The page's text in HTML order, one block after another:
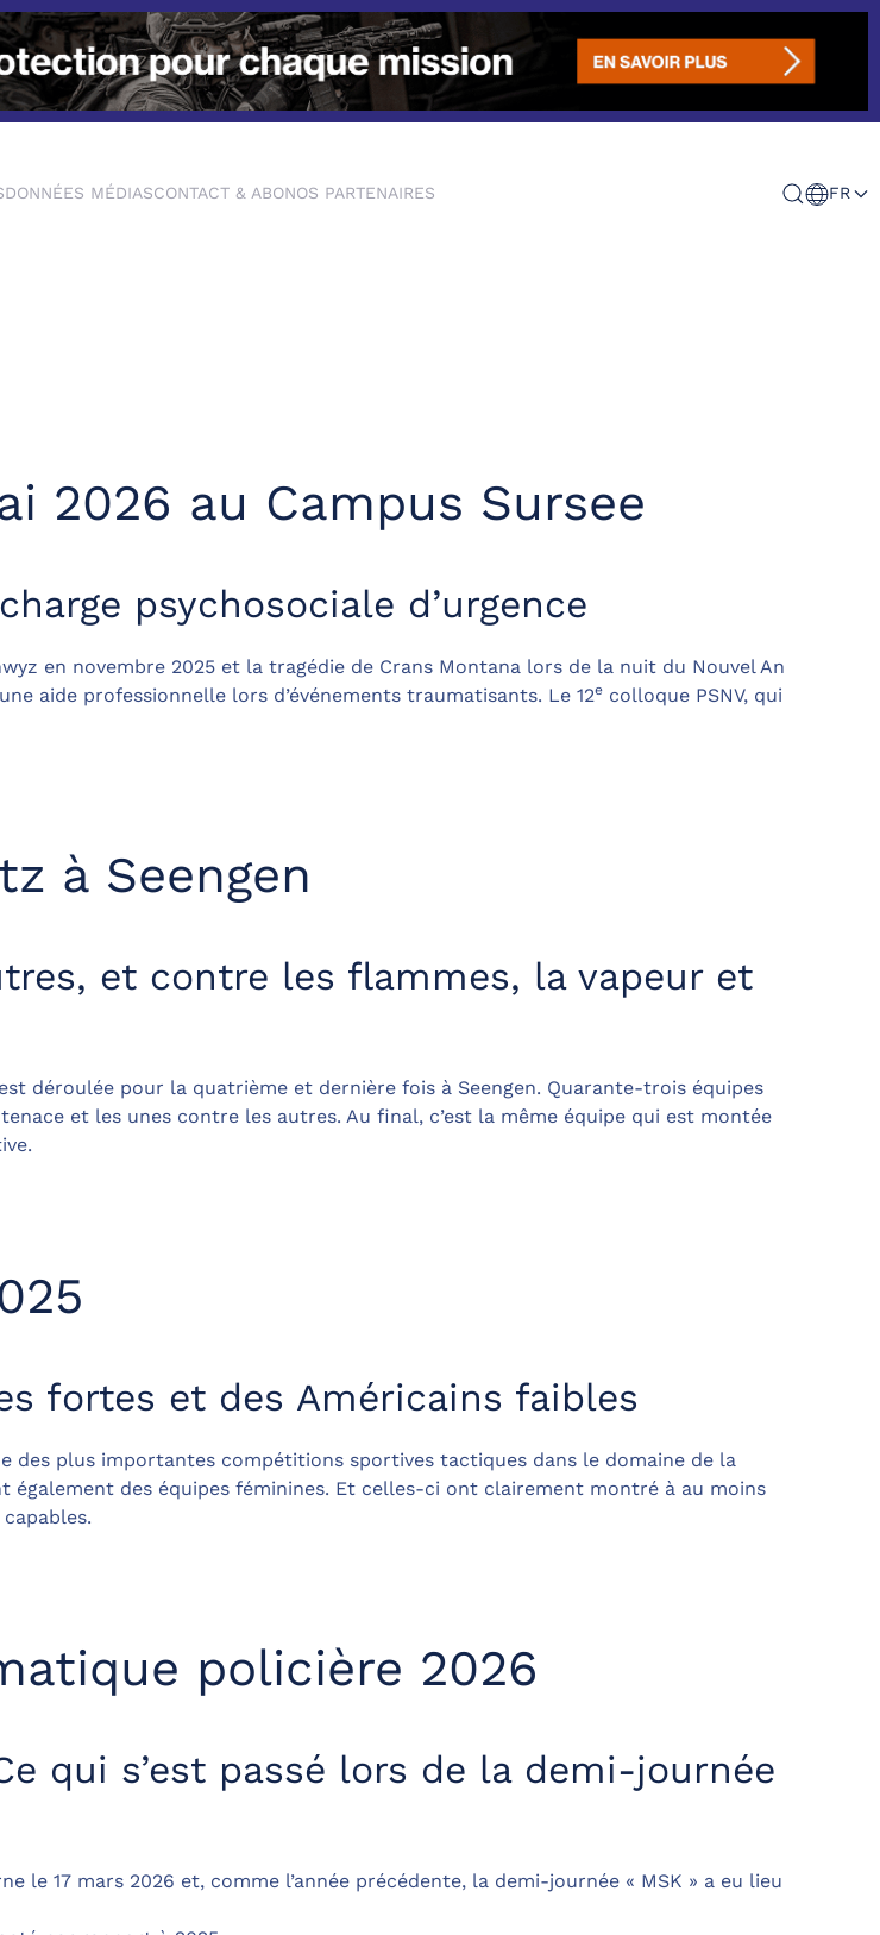
DONNÉES MÉDIASCONTACT & ABONOS PARTENAIRES FR
2026 au Campus Sursee
psychosociale d’urgence
en novembre 2025 et la tragédie de Crans Montana lors de la nuit du Nouvel An
aide professionnelle lors d’événements traumatisants. Le 12e colloque PSNV, qui
à Seengen
et contre les flammes, la vapeur et
déroulée pour la quatrième et dernière fois à Seengen. Quarante-trois équipes
et les unes contre les autres. Au final, c’est la même équipe qui est montée
fortes et des Américains faibles
des plus importantes compétitions sportives tactiques dans le domaine de la
des équipes féminines. Et celles-ci ont clairement montré à au moins
policière 2026
qui s’est passé lors de la demi-journée
le 17 mars 2026 et, comme l’année précédente, la demi-journée « MSK » a eu lieu